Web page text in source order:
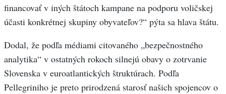
financovať v iných štátoch kampane na podporu voličskej
účasti konkrétnej skupiny obyvateľov?“ pýta sa hlava štátu.
Dodal, že podľa médiami citovaného „bezpečnostného
analytika“ v ostatných rokoch silnejú obavy o zotrvanie
Slovenska v euroatlantických štruktúrach. Podľa
Pellegriniho je preto prirodzená starosť našich spojencov o